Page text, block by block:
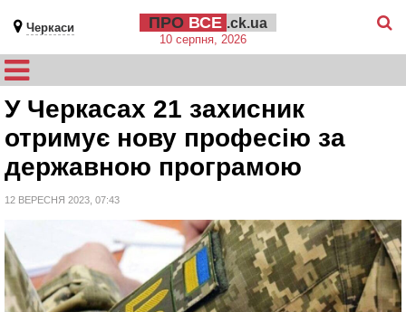
Черкаси ПРО ВСЕ .ck.ua
10 серпня, 2026
У Черкасах 21 захисник
отримує нову професію за
державною програмою
12 ВЕРЕСНЯ 2023, 07:43